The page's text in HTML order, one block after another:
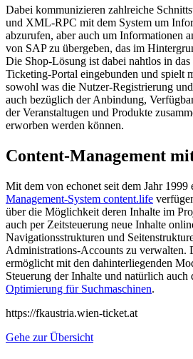
Dabei kommunizieren zahlreiche
und XML-RPC mit dem System um
abzurufen, aber auch um Informationen
von SAP zu übergeben, das im
Die Shop-Lösung ist dabei nahtlos in
Ticketing-Portal eingebunden und spielt
sowohl was die Nutzer-Registrierung
auch bezüglich der Anbindung,
der Veranstaltugen und Produkte
erworben werden können.
Content-Management
Mit dem von echonet seit dem Jahr 1999
Management-System content.life
über die Möglichkeit deren Inhalte im
auch per Zeitsteuerung neue Inhalte
Navigationsstrukturen und
Administrations-Accounts zu verwalten.
ermöglicht mit den dahinterliegenden
Steuerung der Inhalte und natürlich auch
Optimierung für Suchmaschinen.
https://fkaustria.wien-ticket.at
Gehe zur Übersicht